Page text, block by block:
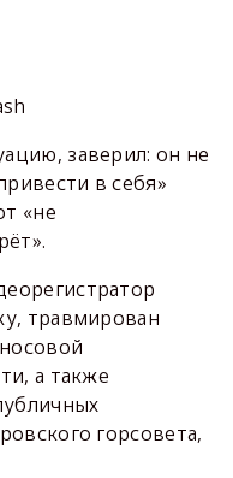
заверил: он не
в себя»
«не
травмирован
а также
горсовета,